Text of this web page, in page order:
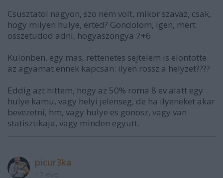
Csusztatol nagyon, szo nem volt, mikor szavaz, csak,
hogy milyen hulye, erted? Gondolom, igen, mert
osszetudod adni, hogyaszongya 7+6.
Kulonben, egy mas, rettenetes sejtelem is elontotte
az agyamat ennek kapcsan: ilyen rossz a helyzet????
Eddig azt hittem, hogy az 50% roma 8 ev alatt egy
hulye kamu, vagy helyi jelenseg, de ha ilyeneket akar
bevezetni, hm, vagy hulye es gonosz, vagy van
statisztikaja, vagy minden egyutt.
picur3ka